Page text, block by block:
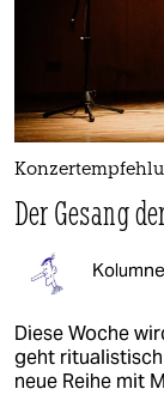
Der Gesang
Kolumne
Diese Woche
geht
neue Reihe mit